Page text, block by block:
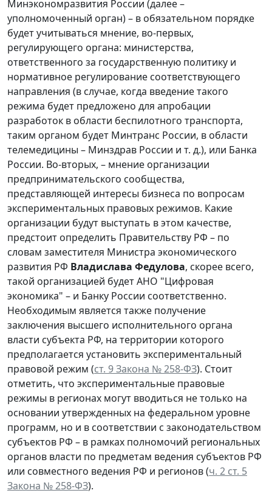
Минэкономразвития России (далее –
уполномоченный орган) – в обязательном порядке
будет учитываться мнение, во-первых,
регулирующего органа: министерства,
ответственного за государственную политику и
нормативное регулирование соответствующего
направления (в случае, когда введение такого
режима будет предложено для апробации
разработок в области беспилотного транспорта,
таким органом будет Минтранс России, в области
телемедицины – Минздрав России и т. д.), или Банка
России. Во-вторых, – мнение организации
предпринимательского сообщества,
представляющей интересы бизнеса по вопросам
экспериментальных правовых режимов. Какие
организации будут выступать в этом качестве,
предстоит определить Правительству РФ – по
словам заместителя Министра экономического
развития РФ Владислава Федулова, скорее всего,
такой организацией будет АНО "Цифровая
экономика" – и Банку России соответственно.
Необходимым является также получение
заключения высшего исполнительного органа
власти субъекта РФ, на территории которого
предполагается установить экспериментальный
правовой режим (ст. 9 Закона № 258-ФЗ). Стоит
отметить, что экспериментальные правовые
режимы в регионах могут вводиться не только на
основании утвержденных на федеральном уровне
программ, но и в соответствии с законодательством
субъектов РФ – в рамках полномочий региональных
органов власти по предметам ведения субъектов РФ
или совместного ведения РФ и регионов (ч. 2 ст. 5
Закона № 258-ФЗ).